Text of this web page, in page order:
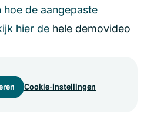
hoe de aangepaste
hier de hele demovideo
Cookie-instellingen